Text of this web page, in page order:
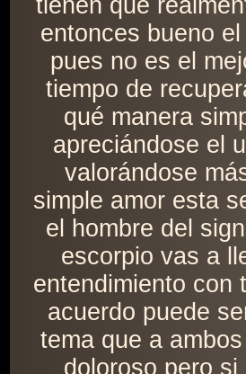
tienen que
entonces bueno
pues no es el
tiempo de
qué manera
apreciándose el
valorándose
simple amor esta
el hombre del
escorpio vas a
entendimiento con
acuerdo puede
tema que a
doloroso pero si